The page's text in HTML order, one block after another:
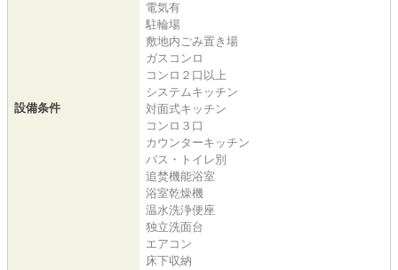
設備条件
電気有
駐輪場
敷地内ごみ置き場
ガスコンロ
コンロ２口以上
システムキッチン
対面式キッチン
コンロ３口
カウンターキッチン
バス・トイレ別
追焚機能浴室
浴室乾燥機
温水洗浄便座
独立洗面台
エアコン
床下収納